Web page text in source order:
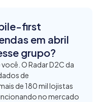
first
em abril
grupo?
O Radar D2C da
de
de 180 mil lojistas
no mercado